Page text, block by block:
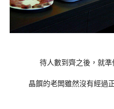
待人數到齊之後，就
晶饌的老闆雖然沒有經過